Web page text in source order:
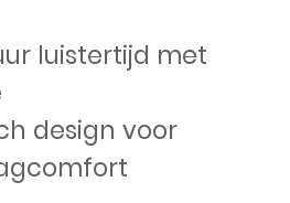
luistertijd met
design voor